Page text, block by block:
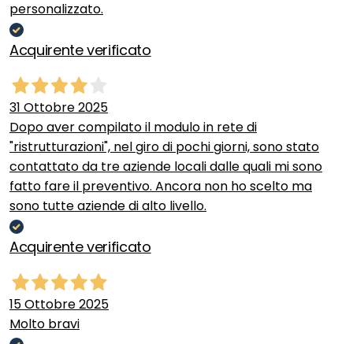
personalizzato.
Acquirente verificato
31 Ottobre 2025
Dopo aver compilato il modulo in rete di
"ristrutturazioni", nel giro di pochi giorni, sono stato
contattato da tre aziende locali dalle quali mi sono
fatto fare il preventivo. Ancora non ho scelto ma
sono tutte aziende di alto livello.
Acquirente verificato
15 Ottobre 2025
Molto bravi